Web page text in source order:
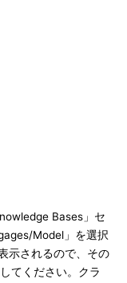
Bases」セ
Model」を選択
示されるので、その
てください。クラ